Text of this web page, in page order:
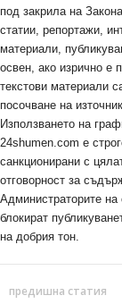
под закрила на
статии, репортажи,
материали,
освен, ако изрично е
текстови материали
посочване на
Използването на
24shumen.com е
санкционирани с
отговорност за
Администраторите на
блокират
на добрия тон.
предишна статия